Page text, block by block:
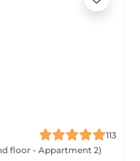
113
floor - Appartment 2)